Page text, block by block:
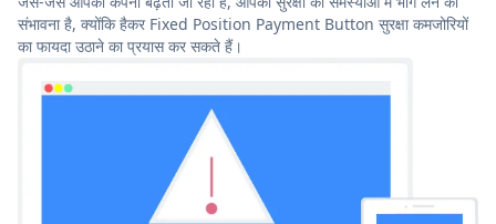
संभावना है, क्योंकि हैकर Fixed Position Payment Button सुरक्षा कमजोरियों
का फायदा उठाने का प्रयास कर सकते हैं।